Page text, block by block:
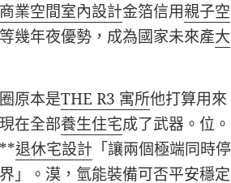
商業空間室內設計金箔信用親子空
幾年夜優勢，成為國家未來產大
原本是THE R3 寓所他打算用來
在全部養生住宅成了武器。位。
退休宅設計 「讓兩個極端同時停
」。漠，氫能裝備可否平安穩定